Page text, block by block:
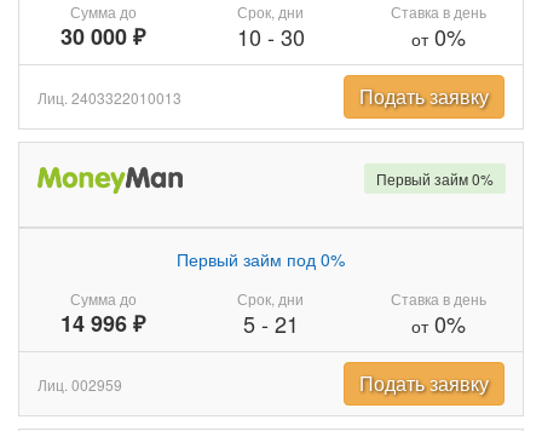
Сумма до
30 000 ₽
Срок, дни
10 - 30
Ставка в день
от0%
Лиц. 2403322010013 Подать заявку
Сумма до
14 996 ₽
Первый займ под 0%
Срок, дни
5- 21
Ставка в день
от0%
Первый займ 0%
Лиц. 002959 Подать заявку